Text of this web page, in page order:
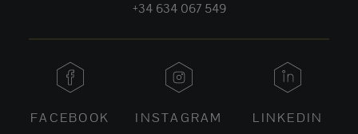
+34 634 067 549
FACEBOOK INSTAGRAM LINKEDIN